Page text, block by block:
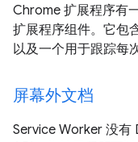
Chrome 扩展程序有
扩展程序组件。它包
以及一个用于跟踪每
屏幕外文档
Service Worker 没有